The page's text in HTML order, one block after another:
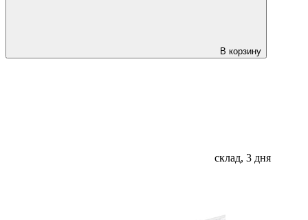
В корзину
склад, 3 дня